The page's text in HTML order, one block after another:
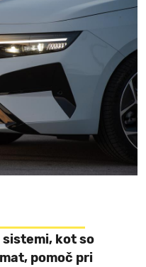
kot so
pomoč pri